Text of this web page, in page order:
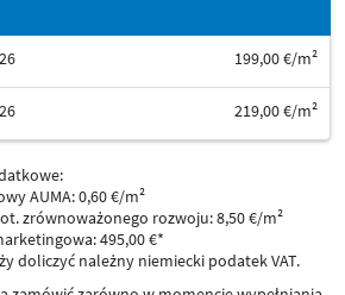
199,00 €/m²
219,00 €/m²
AUMA: 0,60 €/m²
zrównoważonego rozwoju: 8,50 €/m²
495,00 €*
doliczyć należny niemiecki podatek VAT.